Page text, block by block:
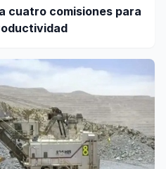
cuatro comisiones para